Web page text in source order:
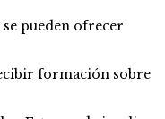
pueden ofrecer
formación sobre